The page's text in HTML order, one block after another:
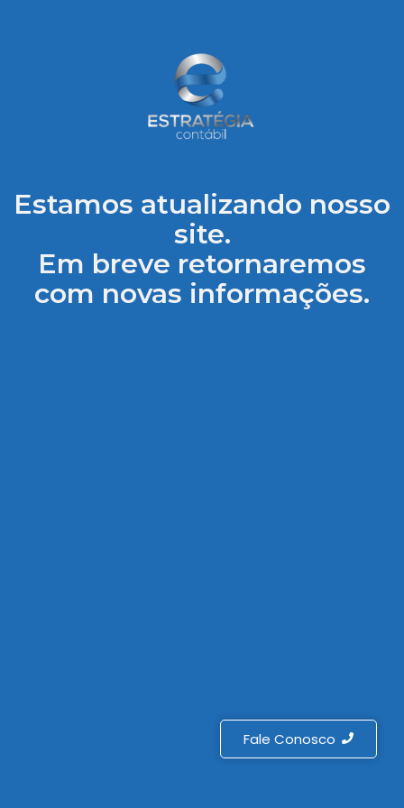
Estamos atualizando nosso
site.
Em breve retornaremos
com novas informações.
Fale Conosco